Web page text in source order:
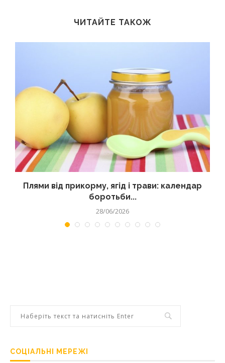
ЧИТАЙТЕ ТАКОЖ
Плями від прикорму, ягід і трави: календар
боротьби...
28/06/2026
СОЦІАЛЬНІ МЕРЕЖІ